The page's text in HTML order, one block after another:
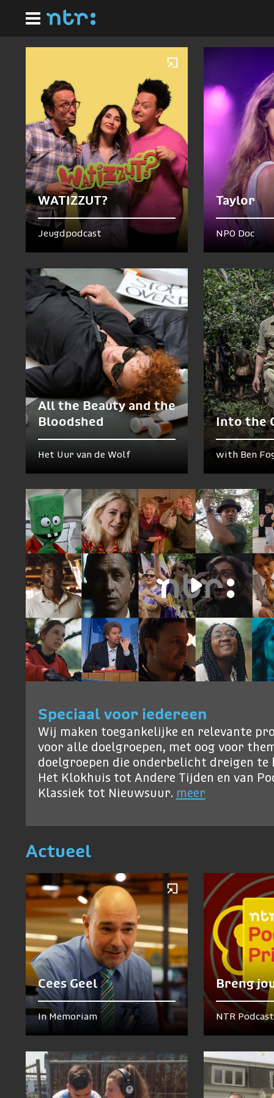
hoofdinhoud
Homepagina
Nu te zien en te horen
WATIZZUT?
Jeugdpodcast
Taylor
NPO Doc
All the Beauty and the
Bloodshed
Het Uur van de Wolf
Into the
with Ben
Speciaal voor iedereen
Wij maken toegankelijke en relevante
voor alle doelgroepen, met oog voor
doelgroepen die onderbelicht dreigen te
Het Klokhuis tot Andere Tijden en van
Klassiek tot Nieuwsuur. meer
Actueel
Cees Geel
In Memoriam
Breng
NTR